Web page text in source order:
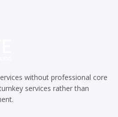
without professional core
services rather than